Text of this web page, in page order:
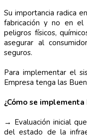
Su importancia radica
fabricación y no en
peligros físicos,
asegurar al
seguros.
Para implementar el
Empresa tenga las
¿Cómo se implementa
→ Evaluación inicial
del estado de la